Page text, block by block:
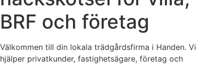
BRF och företag
Välkommen till din lokala trädgårdsfirma i Handen. Vi
hjälper privatkunder, fastighetsägare, företag och